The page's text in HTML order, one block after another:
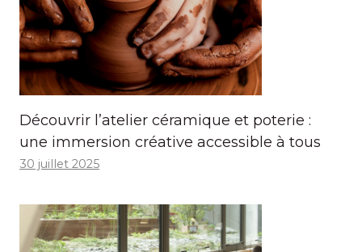
Découvrir l’atelier céramique et poterie :
une immersion créative accessible à tous
30 juillet 2025